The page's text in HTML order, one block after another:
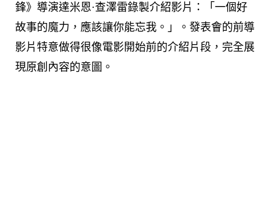
鋒》導演達米恩·查澤雷錄製介紹影片：「一個好
故事的魔力，應該讓你能忘我。」。發表會的前導
影片特意做得很像電影開始前的介紹片段，完全展
現原創內容的意圖。